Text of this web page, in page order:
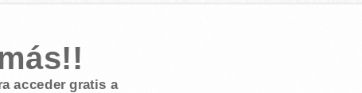
acceder gratis a